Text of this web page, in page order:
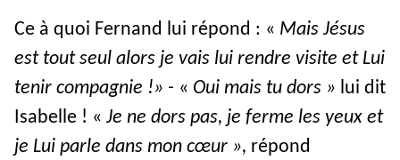
Ce à quoi Fernand lui répond : « Mais Jésus
est tout seul alors je vais lui rendre visite et Lui
tenir compagnie !» - « Oui mais tu dors » lui dit
Isabelle ! « Je ne dors pas, je ferme les yeux et
je Lui parle dans mon cœur », répond